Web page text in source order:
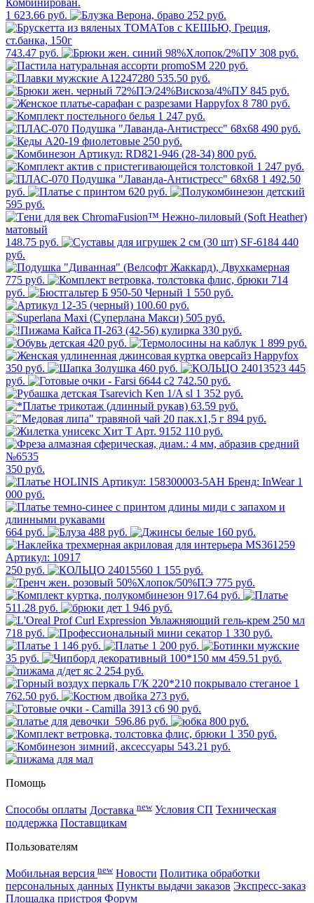
1 623.66 руб. 252 руб.
743.47 руб.
308 руб.
220 руб.
535.50 руб.
845 руб.
8 780 руб.
1 247 руб.
490 руб.
250 руб.
800 руб.
1 247 руб.
1 492.50
руб.
620 руб.
595 руб.
148.75 руб.
440
руб.
775 руб.
714
руб.
1 550 руб.
100.60 руб.
505 руб.
330 руб.
420 руб.
1 899 руб.
350 руб. 460 руб.
445
руб.
742.50 руб.
1 352 руб.
63.59 руб.
894 руб.
110 руб.
350 руб.
1
000 руб.
664 руб. 488 руб. 160 руб.
250 руб.
1 155 руб.
775 руб.
917.64 руб.
511.28 руб.
1 946 руб.
718 руб.
1 330 руб.
1 146 руб.
1 200 руб.
35 руб.
459.51 руб.
2 254 руб.
1
762.50 руб.
273 руб.
90 руб.
596.86 руб.
800 руб.
1 350 руб.
543.21 руб.
Помощь
Способы оплаты Доставка new Условия СП Техническая
поддержка Поставщикам
Пользователям
Мобильная версия new Новости Политика обработки
персональных данных Пункты выдачи заказов Экспресс-заказ
Площадка пристроя Форум